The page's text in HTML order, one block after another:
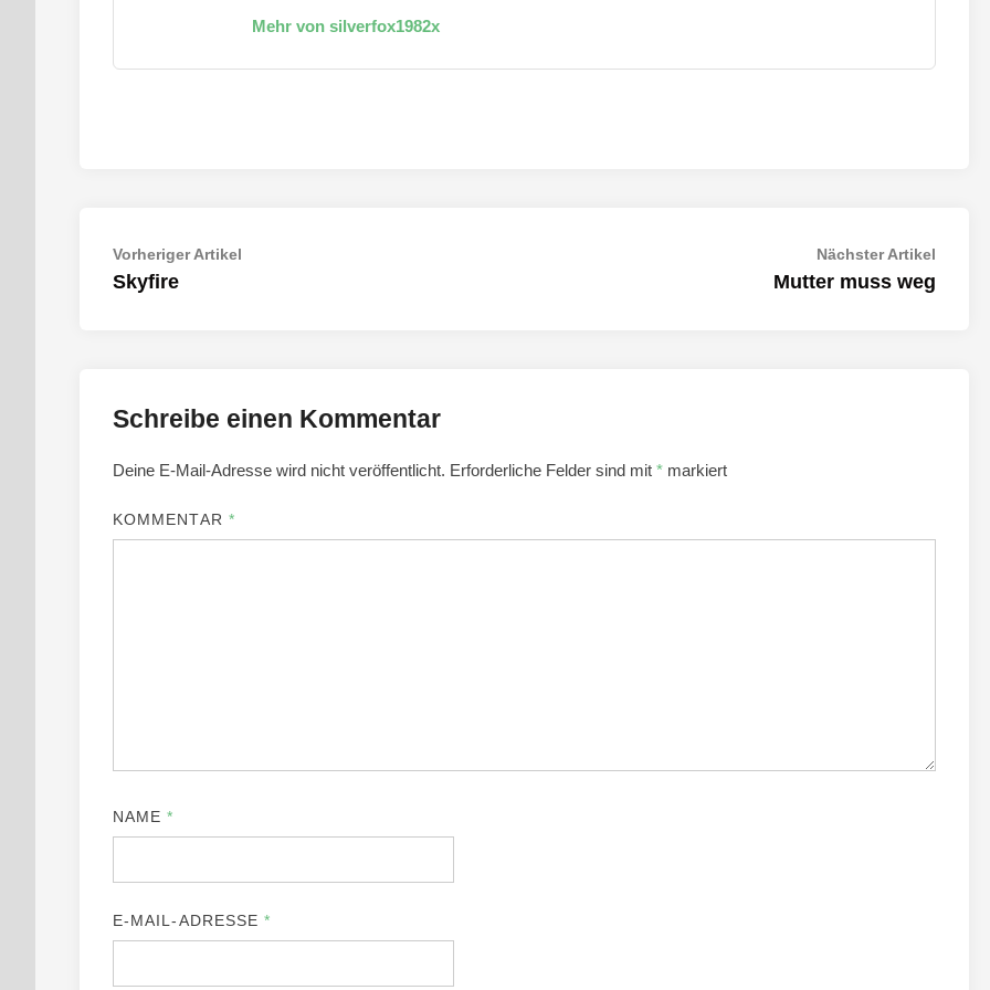
Mehr von silverfox1982x
Beitragsnavigation
Vorheriger Artikel
Skyfire
Nächster Artikel
Mutter muss weg
Schreibe einen Kommentar
Deine E-Mail-Adresse wird nicht veröffentlicht. Erforderliche Felder sind mit * markiert
KOMMENTAR *
NAME*
E-MAIL-ADRESSE*